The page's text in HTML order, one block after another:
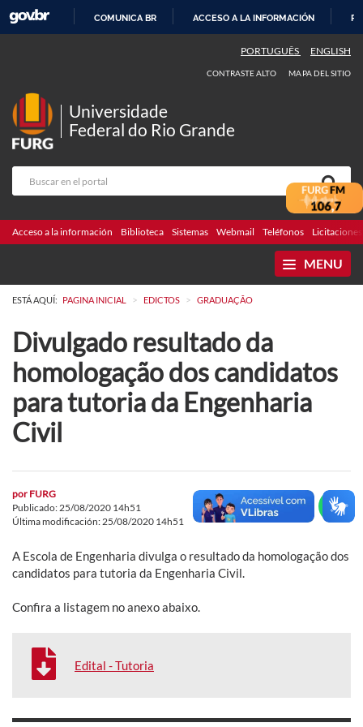
CONTENIDO
COMUNICA BR ACCESO A LA INFORMACIÓN
PORTUGUÊS ENGLISH
CONTRASTE ALTO MAPA DEL SITIO
Universidade
Federal do Rio Grande
Acceso a la información Biblioteca Sistemas Webmail Teléfonos Licitaciones
MENU
ESTÁ AQUÍ: PAGINA INICIAL > EDICTOS > GRADUAÇÃO
Divulgado resultado da
homologação dos candidatos
para tutoria da Engenharia
Civil
por FURG
Publicado: 25/08/2020 14h51
Última modificación: 25/08/2020 14h51
A Escola de Engenharia divulga o resultado da homologação dos
candidatos para tutoria da Engenharia Civil.
Confira a listagem no anexo abaixo.
Edital - Tutoria